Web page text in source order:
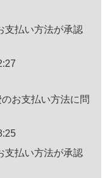
支払い方法が承認
お支払い方法に問
支払い方法が承認